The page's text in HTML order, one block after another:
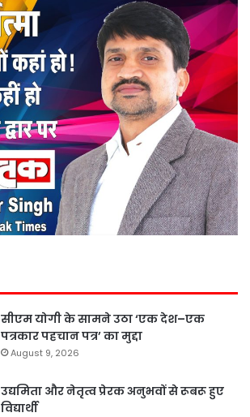
सीएम योगी के सामने उठा ‘एक देश–एक
पत्रकार पहचान पत्र’ का मुद्दा
August 9, 2026
उद्यमिता और नेतृत्व प्रेरक अनुभवों से रूबरू हुए
विद्यार्थी